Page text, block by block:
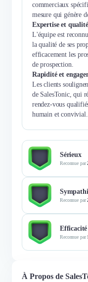
commerciaux
mesure qui génère
Expertise et
L'équipe est
la qualité de ses
efficacement les
de prospection.
Rapidité et
Les clients
de SalesTonic, qui
rendez-vous
humain et convivial.
Sérieux
Reconnue par
Reconnue par
Efficacité
Reconnue par
À Propos de